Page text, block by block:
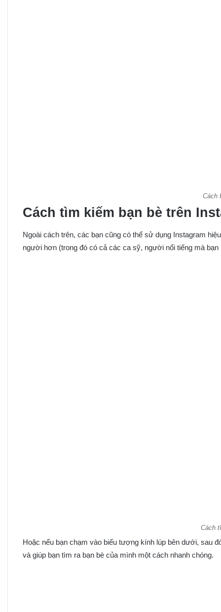
Cách
Cách tìm kiếm bạn bè trên
Ngoài cách trên, các bạn cũng có thể sử dụng Instagram
người hơn (trong đó có cả các ca sỹ, người nổi tiếng mà bạn
Cách
Hoặc nếu bạn chạm vào biểu tượng kính lúp bên dưới, sau
và giúp bạn tìm ra bạn bè của mình một cách nhanh chóng.